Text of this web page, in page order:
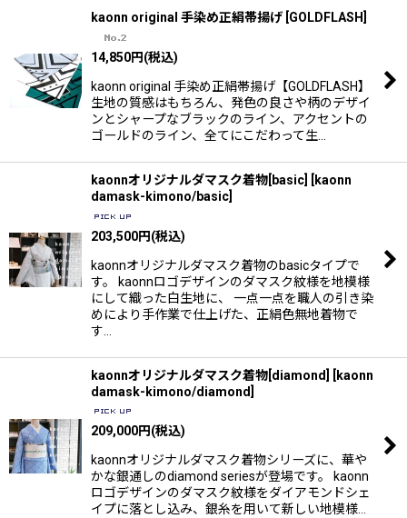
kaonn original 手染め正絹帯揚げ GOLDFLASH
14,850円(税込)
kaonn original 手染め正絹帯揚げ【GOLDFLASH】
生地の質感はもちろん、発色の良さや柄のデザイ
ンとシャープなブラックのライン、アクセントの
ゴールドのライン、全てにこだわって生…
kaonnオリジナルダマスク着物[basic]
kaonn
damask-kimono/basic
203,500円(税込)
kaonnオリジナルダマスク着物のbasicタイプで
す。 kaonnロゴデザインのダマスク紋様を地模様
にして織った白生地に、 一点一点を職人の引き染
めにより手作業で仕上げた、正絹色無地着物で
す…
kaonnオリジナルダマスク着物[diamond] [kaonn
damask-kimono/diamond]
209,000円(税込)
kaonnオリジナルダマスク着物シリーズに、華や
かな銀通しのdiamond seriesが登場です。 kaonn
ロゴデザインのダマスク紋様をダイアモンドシェ
イプに落とし込み、銀糸を用いて新しい地模様…